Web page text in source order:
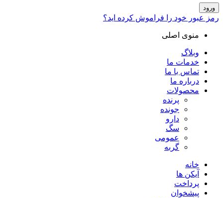
ورود
عبور خود را فراموش کرده اید؟
منوی اصلی
وبلاگ
خدمات ما
تماس با ما
درباره ما
محصولات
پرنده
جونده
دارو
سگ
عمومی
گربه
خانه
آیکن ها
پرداخت
پیشخوان